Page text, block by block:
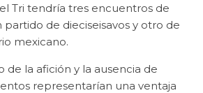
Tri tendría tres encuentros de
partido de dieciseisavos y otro de
mexicano.
de la afición y la ausencia de
representarían una ventaja